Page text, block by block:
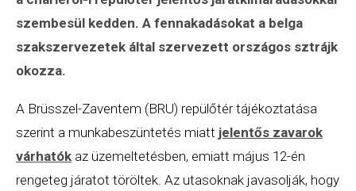
szembesül kedden. A fennakadásokat a belga
szakszervezetek által szervezett országos sztrájk
okozza.
A Brüsszel-Zaventem (BRU) repülőtér tájékoztatása
szerint a munkabeszüntetés miatt jelentős zavarok
várhatók az üzemeltetésben, emiatt május 12-én
rengeteg járatot töröltek. Az utasoknak javasolják, hogy